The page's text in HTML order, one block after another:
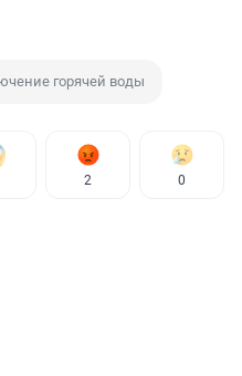
горячей воды
2 0